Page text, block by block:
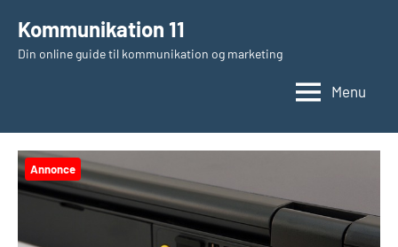
indhold
Kommunikation 11
Din online guide til kommunikation og marketing
Menu
Annonce